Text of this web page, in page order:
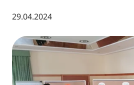
29.04.2024